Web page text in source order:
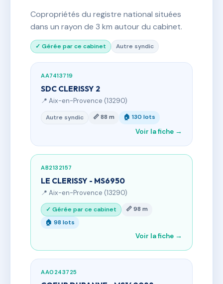
Copropriétés du registre national situées
dans un rayon de 3 km autour du cabinet.
✓ Gérée par ce cabinet Autre syndic
AA7413719
SDC CLERISSY 2
📍 Aix-en-Provence (13290)
Autre syndic 📏 88 m 🏠 130 lots
Voir la fiche →
AB2132157
LE CLERISSY - MS6950
📍 Aix-en-Provence (13290)
✓ Gérée par ce cabinet
📏 98 m
🏠 98 lots
Voir la fiche →
AA0243725